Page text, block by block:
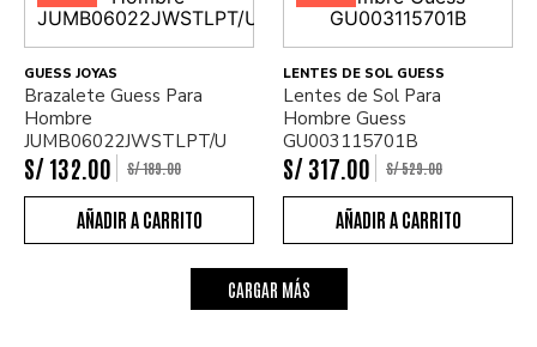
GUESS JOYAS
Brazalete Guess Para
Hombre
JUMB06022JWSTLPT/U
S/132 00 S/189.00
LENTES DE SOL GUESS
Lentes de Sol Para
Hombre Guess
GU003115701B
S/317 00 S/529.00